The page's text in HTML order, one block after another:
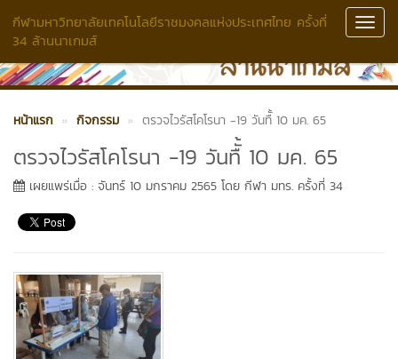
กีฬามหาวิทยาลัยเทคโนโลยีราชมงคลแห่งประเทศไทย ครั้งที่
34 ล้านนาเกมส์
หน้าแรก กิจกรรม ตรวจไวรัสโคโรนา -19 วันทืั้ 10 มค. 65
ตรวจไวรัสโคโรนา -19 วันทืั้ 10 มค. 65
เผยแพร่เมื่อ : จันทร์ 10 มกราคม 2565 โดย กีฬา มทร. ครั้งที่ 34